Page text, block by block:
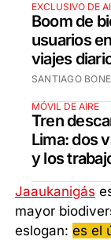
EXCLUSIVO DE
Boom de
usuarios
viajes
SANTIAGO
MÓVIL DE AIRE
Tren
Lima: dos
y los
Jaaukanigás
mayor
eslogan:es el